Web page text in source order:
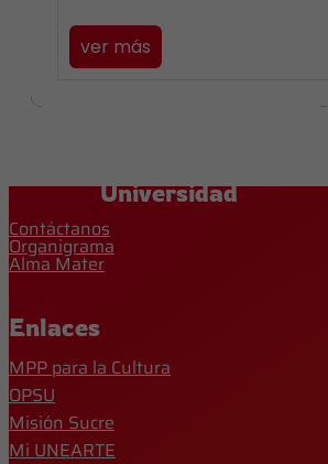
ver más
Universidad
Contáctanos
Organigrama
Alma Mater
Enlaces
MPP para la Cultura
OPSU
Misión Sucre
Mi UNEARTE